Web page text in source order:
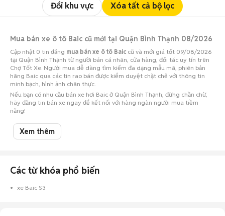
Đổi khu vực Xóa tất cả bộ lọc
Mua bán xe ô tô Baic cũ mới tại Quận Bình Thạnh 08/2026
Cập nhật 0 tin đăng mua bán xe ô tô Baic cũ và mới giá tốt 09/08/2026
tại Quận Bình Thạnh từ người bán cá nhân, cửa hàng, đối tác uy tín trên
Chợ Tốt Xe. Người mua dễ dàng tìm kiếm đa dạng mẫu mã, phiên bản
hãng Baic qua các tin rao bán được kiểm duyệt chặt chẽ với thông tin
minh bạch, hình ảnh chân thực.
Nếu bạn có nhu cầu bán xe hơi Baic ở Quận Bình Thạnh, đừng chần chừ,
hãy đăng tin bán xe ngay để kết nối với hàng ngàn người mua tiềm
năng!
Xem thêm
Các từ khóa phổ biến
xe Baic S3